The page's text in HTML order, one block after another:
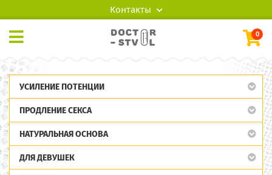
Контакты
0
УСИЛЕНИЕ ПОТЕНЦИИ
ПРОДЛЕНИЕ СЕКСА
НАТУРАЛЬНАЯ ОСНОВА
ДЛЯ ДЕВУШЕК